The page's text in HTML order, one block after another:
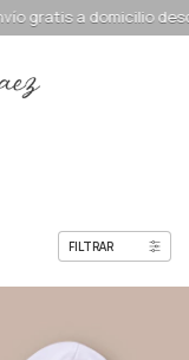
15% off por
FILTRAR